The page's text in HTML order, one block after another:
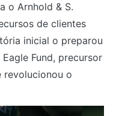
o Arnhold & S.
de clientes
inicial o preparou
Fund, precursor
revolucionou o